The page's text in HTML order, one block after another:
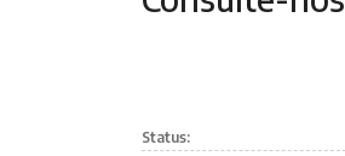
Status: